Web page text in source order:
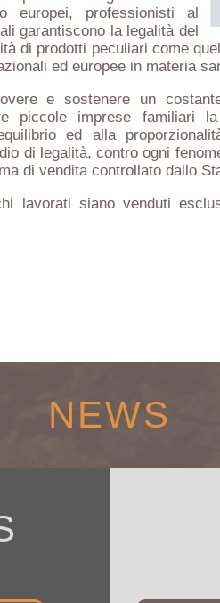
europei, professionisti al
garantiscono la legalità del
di prodotti peculiari come
ed europee in materia
e sostenere un
piccole imprese familiari
ed alla
di legalità, contro ogni
di vendita controllato dallo
lavorati siano venduti
NEWS